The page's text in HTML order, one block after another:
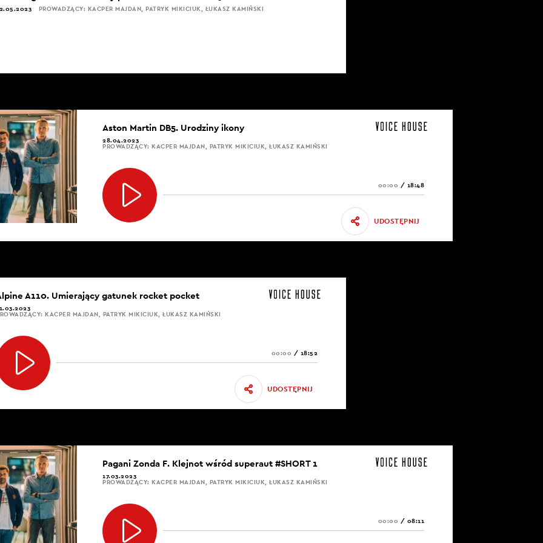
PROWADZĄCY: KACPER MAJDAN, PATRYK MIKICIUK, ŁUKASZ KAMIŃSKI
Aston Martin DB5. Urodziny ikony
28.04.2023
PROWADZĄCY: KACPER MAJDAN, PATRYK MIKICIUK, ŁUKASZ KAMIŃSKI
00:00 / 18:48
UDOSTĘPNIJ
A110. Umierający gatunek rocket pocket
KACPER MAJDAN, PATRYK MIKICIUK, ŁUKASZ KAMIŃSKI
00:00 / 18:52
UDOSTĘPNIJ
Pagani Zonda F. Klejnot wśród superaut #SHORT 1
17.03.2023
PROWADZĄCY: KACPER MAJDAN, PATRYK MIKICIUK, ŁUKASZ KAMIŃSKI
00:00 / 08:11